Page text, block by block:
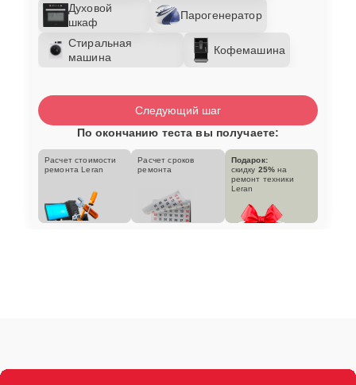
Духовой
шкаф
Парогенератор
Стиральная
машина
Кофемашина
Следующий шаг
По окончанию теста вы получаете:
Расчет стоимости
ремонта Leran
Расчет сроков
ремонта
Подарок:
скидку 25% на
ремонт техники
Leran